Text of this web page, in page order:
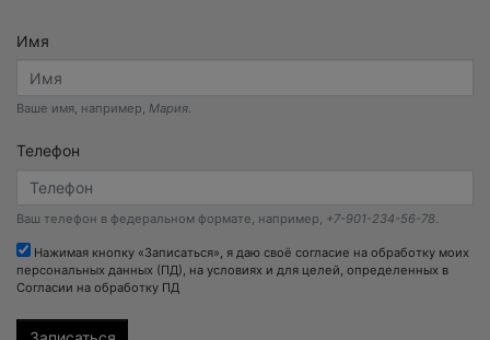
Имя
Ваше имя, например, Мария.
Телефон
Ваш телефон в федеральном формате, например, +7-901-234-56-78
Нажимая кнопку «Записаться», я даю своё согласие на обработку моих
персональных данных (ПД), на условиях и для целей, определенных в
Согласии на обработку ПД